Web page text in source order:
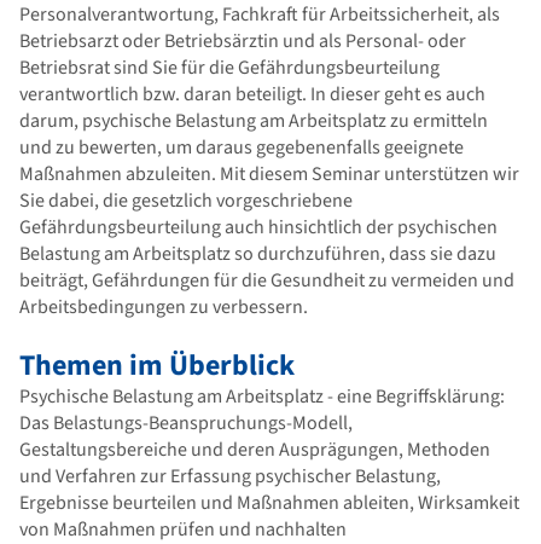
Personalverantwortung, Fachkraft für Arbeitssicherheit, als
Betriebsarzt oder Betriebsärztin und als Personal- oder
Betriebsrat sind Sie für die Gefährdungsbeurteilung
verantwortlich bzw. daran beteiligt. In dieser geht es auch
darum, psychische Belastung am Arbeitsplatz zu ermitteln
und zu bewerten, um daraus gegebenenfalls geeignete
Maßnahmen abzuleiten. Mit diesem Seminar unterstützen wir
Sie dabei, die gesetzlich vorgeschriebene
Gefährdungsbeurteilung auch hinsichtlich der psychischen
Belastung am Arbeitsplatz so durchzuführen, dass sie dazu
beiträgt, Gefährdungen für die Gesundheit zu vermeiden und
Arbeitsbedingungen zu verbessern.
Themen im Überblick
Psychische Belastung am Arbeitsplatz - eine Begriffsklärung:
Das Belastungs-Beanspruchungs-Modell,
Gestaltungsbereiche und deren Ausprägungen, Methoden
und Verfahren zur Erfassung psychischer Belastung,
Ergebnisse beurteilen und Maßnahmen ableiten, Wirksamkeit
von Maßnahmen prüfen und nachhalten